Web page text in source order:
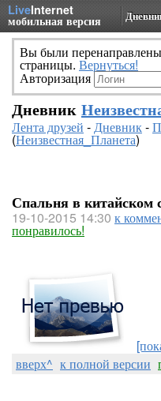
LiveInternet
мобильная версия
Вы были
страницы. Вернуться!
Авторизация
Дневник
Лента друзей -Дневник-
(Неизвестная_Планета)
Спальня в китайском
19-10-2015 14:30 к
понравилось!
вверх^ к полной версии